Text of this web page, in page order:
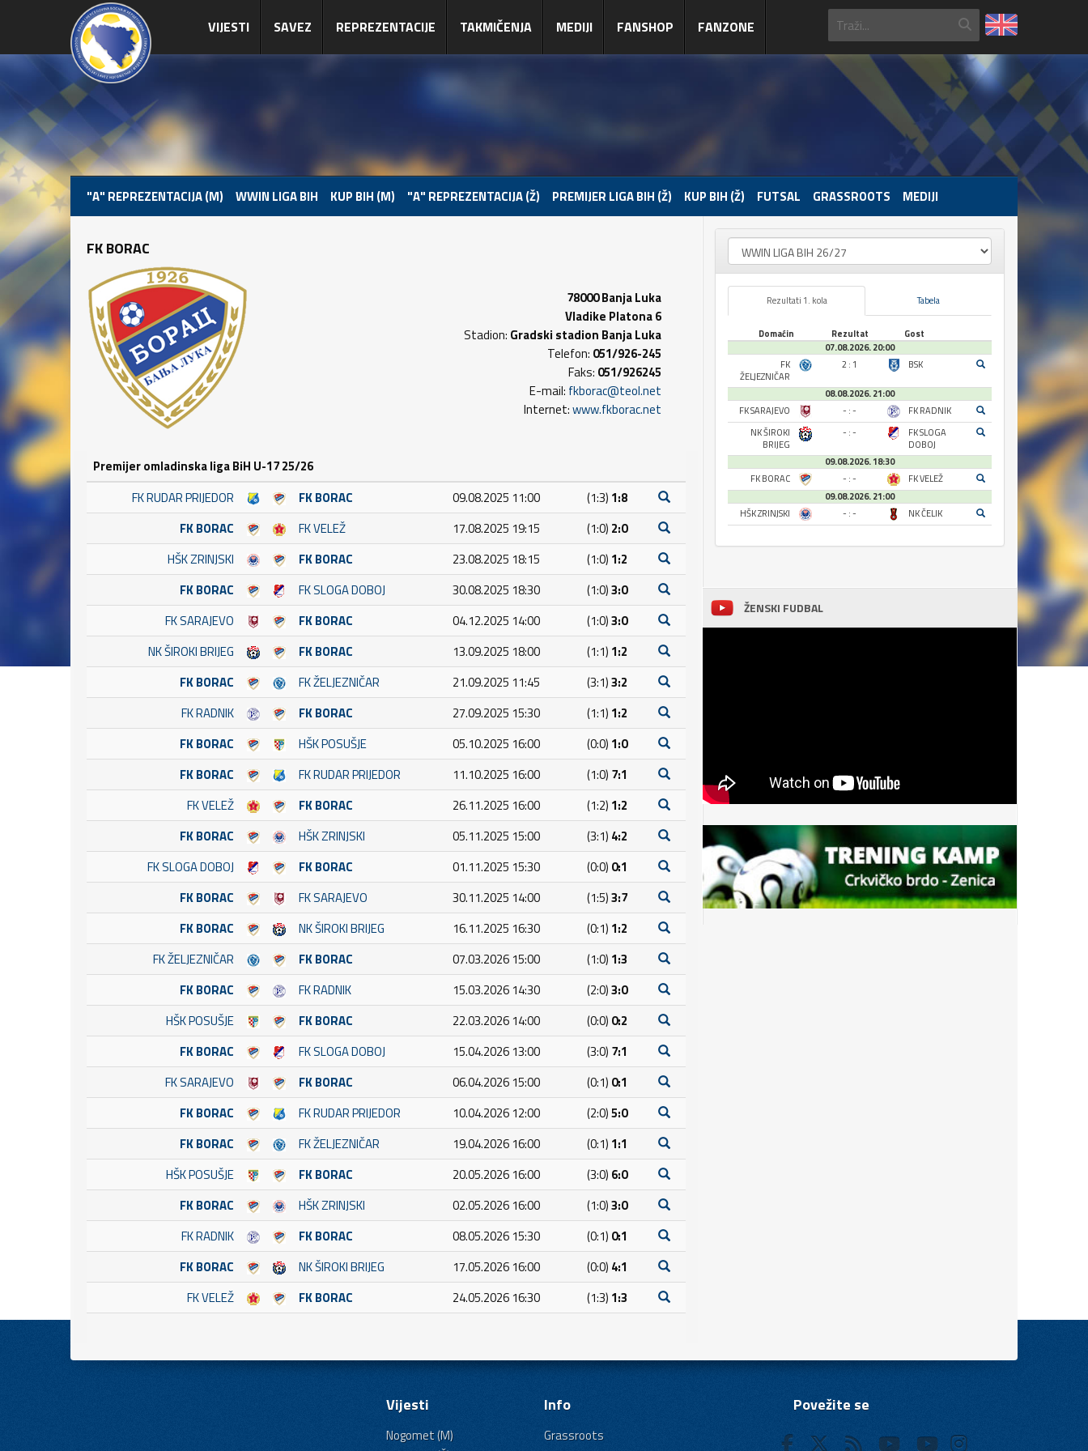
VIJESTI SAVEZ REPREZENTACIJE TAKMIČENJA MEDIJI FANSHOP FANZONE
"A" REPREZENTACIJA (M) WWIN LIGA BIH KUP BIH (M) "A" REPREZENTACIJA (Ž) PREMIJER LIGA BIH (Ž) KUP BIH (Ž) FUTSAL GRASSROOTS MEDIJI
FK BORAC
78000 Banja Luka
Vladike Platona 6
Stadion: Gradski stadion Banja Luka
Telefon: 051/926-245
Faks: 051/926245
E-mail: fkborac@teol.net
Internet:www.fkborac.net
Premijer omladinska liga BiH U-17 25/26
FK RUDAR PRIJEDOR
FK BORAC 09.08.2025 11:00 (1:3) 1:8
FK BORAC
FK VELEŽ 17.08.2025 19:15 (1:0) 2:0
HŠK ZRINJSKI
FK BORAC 23.08.2025 18:15 (1:0) 1:2
FK BORAC
FK SLOGA DOBOJ 30.08.2025 18:30 (1:0)3:0
FK SARAJEVO
FK BORAC 04.12.2025 14:00 (1:0)3:0
NK ŠIROKI BRIJEG
FK BORAC 13.09.2025 18:00 (1:1) 1:2
FK BORAC
FK ŽELJEZNIČAR 21.09.2025 11:45 (3:1)3:2
FK RADNIK
FK BORAC 27.09.2025 15:30 (1:1) 1:2
FK BORAC
HŠK POSUŠJE 05.10.2025 16:00 (0:0) 1:0
FK BORAC
FK RUDAR PRIJEDOR 11.10.2025 16:00 (1:0) 7:1
FK VELEŽ
FK BORAC 26.11.2025 16:00 (1:2) 1:2
FK BORAC
HŠK ZRINJSKI 05.11.2025 15:00 (3:1) 4:2
FK SLOGA DOBOJ
FK BORAC 01.11.2025 15:30 (0:0) 0:1
FK BORAC
FK SARAJEVO 30.11.2025 14:00 (1:5)3:7
FK BORAC
NK ŠIROKI BRIJEG 16.11.2025 16:30 (0:1) 1:2
FK ŽELJEZNIČAR
FK BORAC 07.03.2026 15:00 (1:0) 1:3
FK BORAC
FK RADNIK 15.03.2026 14:30 (2:0)3:0
HŠK POSUŠJE
FK BORAC 22.03.2026 14:00 (0:0) 0:2
FK BORAC
FK SLOGA DOBOJ 15.04.2026 13:00 (3:0) 7:1
FK SARAJEVO
FK BORAC 06.04.2026 15:00 (0:1) 0:1
FK BORAC
FK RUDAR PRIJEDOR 10.04.2026 12:00 (2:0)5:0
FK BORAC
FK ŽELJEZNIČAR 19.04.2026 16:00 (0:1) 1:1
HŠK POSUŠJE
FK BORAC 20.05.2026 16:00 (3:0) 6:0
FK BORAC
HŠK ZRINJSKI 02.05.2026 16:00 (1:0)3:0
FK RADNIK
FK BORAC 08.05.2026 15:30 (0:1) 0:1
FK BORAC
NK ŠIROKI BRIJEG 17.05.2026 16:00 (0:0) 4:1
FK VELEŽ
FK BORAC 24.05.2026 16:30 (1:3) 1:3
Rezultati 1. kola Tabela
Domaćin Rezultat
Gost
07.08.2026. 20:00
FK
ŽELJEZNIČAR
2 : 1 BSK
08.08.2026. 21:00
FK SARAJEVO
- : -
FK RADNIK
NK ŠIROKI
BRIJEG
- : -
FK SLOGA
DOBOJ
09.08.2026. 18:30
FK BORAC
- : -
FK VELEŽ
09.08.2026. 21:00
HŠK ZRINJSKI
- : - NK ČELIK
ŽENSKI FUDBAL
Vijesti
Nogomet (M)
Info
Grassroots
Povežite se